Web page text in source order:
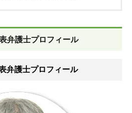
弁護士プロフィール
弁護士プロフィール